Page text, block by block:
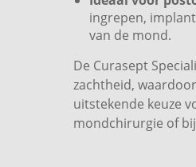
ingrepen,
van de mond.
De Curasept
zachtheid,
uitstekende keuze
mondchirurgie of